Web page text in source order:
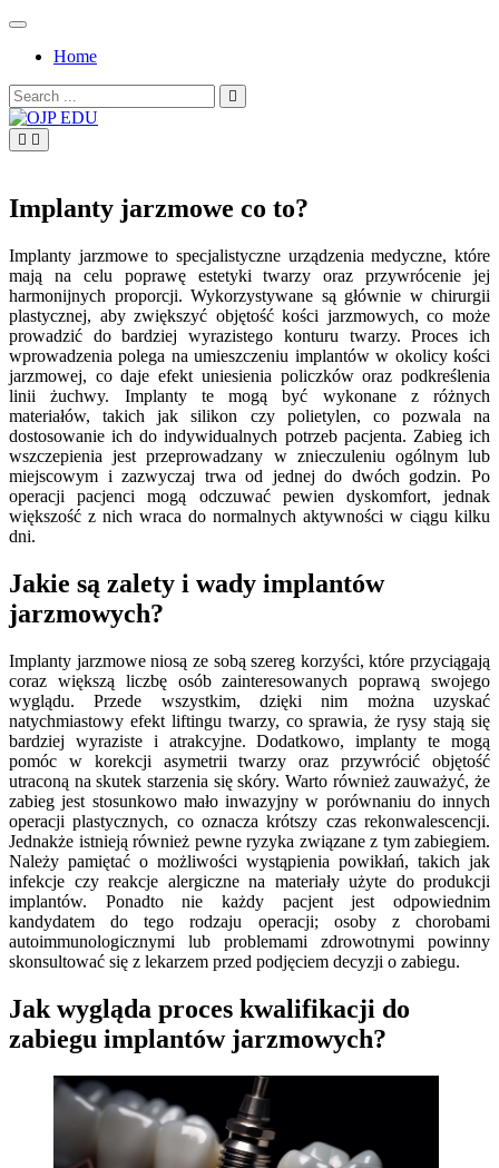
Skip
contentHome
Search
for:
Implanty jarzmowe co to?
Implanty jarzmowe to specjalistyczne urządzenia medyczne, które
mają na celu poprawę estetyki twarzy oraz przywrócenie jej
harmonijnych proporcji. Wykorzystywane są głównie w chirurgii
plastycznej, aby zwiększyć objętość kości jarzmowych, co może
prowadzić do bardziej wyrazistego konturu twarzy. Proces ich
wprowadzenia polega na umieszczeniu implantów w okolicy kości
jarzmowej, co daje efekt uniesienia policzków oraz podkreślenia
linii żuchwy. Implanty te mogą być wykonane z różnych
materiałów, takich jak silikon czy polietylen, co pozwala na
dostosowanie ich do indywidualnych potrzeb pacjenta. Zabieg ich
wszczepienia jest przeprowadzany w znieczuleniu ogólnym lub
miejscowym i zazwyczaj trwa od jednej do dwóch godzin. Po
operacji pacjenci mogą odczuwać pewien dyskomfort, jednak
większość z nich wraca do normalnych aktywności w ciągu kilku
dni.
Jakie są zalety i wady implantów
jarzmowych?
Implanty jarzmowe niosą ze sobą szereg korzyści, które przyciągają
coraz większą liczbę osób zainteresowanych poprawą swojego
wyglądu. Przede wszystkim, dzięki nim można uzyskać
natychmiastowy efekt liftingu twarzy, co sprawia, że rysy stają się
bardziej wyraziste i atrakcyjne. Dodatkowo, implanty te mogą
pomóc w korekcji asymetrii twarzy oraz przywrócić objętość
utraconą na skutek starzenia się skóry. Warto również zauważyć, że
zabieg jest stosunkowo mało inwazyjny w porównaniu do innych
operacji plastycznych, co oznacza krótszy czas rekonwalescencji.
Jednakże istnieją również pewne ryzyka związane z tym zabiegiem.
Należy pamiętać o możliwości wystąpienia powikłań, takich jak
infekcje czy reakcje alergiczne na materiały użyte do produkcji
implantów. Ponadto nie każdy pacjent jest odpowiednim
kandydatem do tego rodzaju operacji; osoby z chorobami
autoimmunologicznymi lub problemami zdrowotnymi powinny
skonsultować się z lekarzem przed podjęciem decyzji o zabiegu.
Jak wygląda proces kwalifikacji do
zabiegu implantów jarzmowych?